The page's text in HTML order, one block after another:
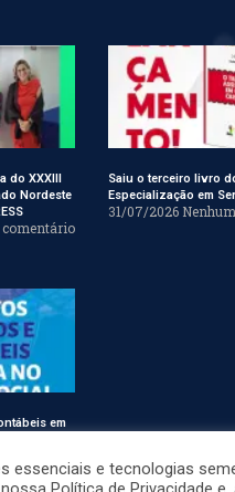
do XXXIII
Nordeste
comentário
Saiu o terceiro livro
Especialização em
31/07/2026
em
essenciais e tecnologias